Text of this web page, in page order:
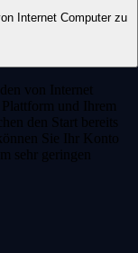
Internet Computer zu
von Internet
und Ihrem
den Start bereits
Sie Ihr Konto
sehr geringen